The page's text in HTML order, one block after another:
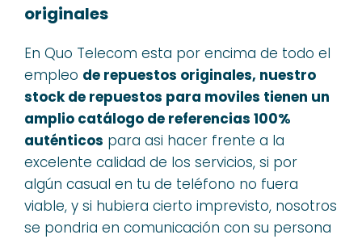
originales
En Quo Telecom esta por encima de todo el
empleo de repuestos originales, nuestro
stock de repuestos para moviles tienen un
amplio catálogo de referencias 100%
auténticos para asi hacer frente a la
excelente calidad de los servicios, si por
algún casual en tu de teléfono no fuera
viable, y si hubiera cierto imprevisto, nosotros
se pondria en comunicación con su persona